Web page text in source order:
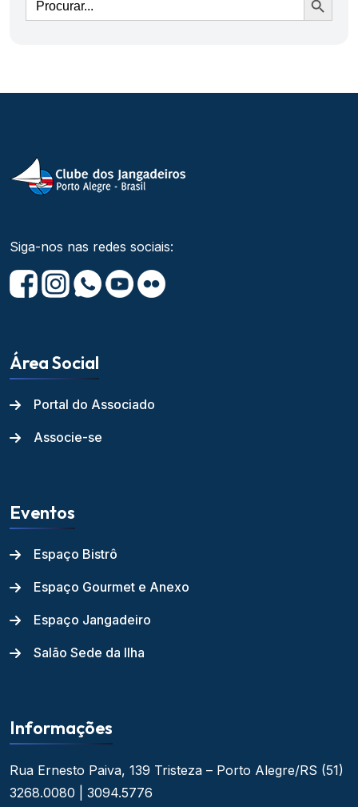
Siga-nos nas redes sociais:
Área Social
Portal do Associado
Associe-se
Eventos
Espaço Bistrô
Espaço Gourmet e Anexo
Espaço Jangadeiro
Salão Sede da Ilha
Informações
Rua Ernesto Paiva, 139 Tristeza – Porto Alegre/RS (51)
3268.0080 | 3094.5776